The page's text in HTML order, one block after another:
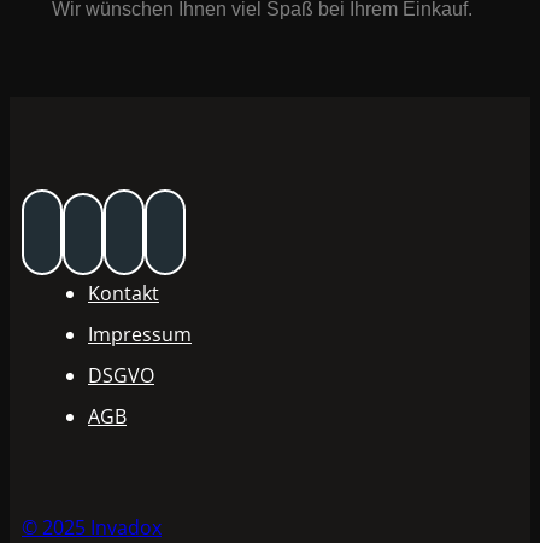
Wir wünschen Ihnen viel Spaß bei Ihrem Einkauf.
Kontakt
Impressum
DSGVO
AGB
© 2025 Invadox